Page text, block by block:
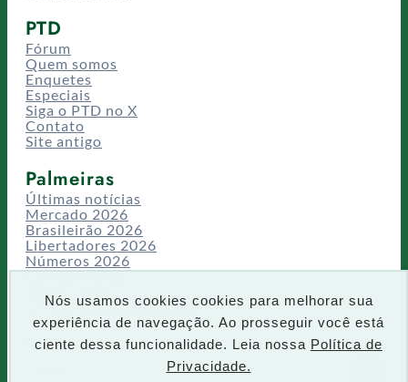
Nós usamos cookies cookies para melhorar sua
experiência de navegação. Ao prosseguir você está
ciente dessa funcionalidade. Leia nossa Política de
Privacidade.
PTD
Fórum
Quem somos
Enquetes
Especiais
Siga o PTD no X
Contato
Site antigo
Palmeiras
Últimas notícias
Mercado 2026
Brasileirão 2026
Libertadores 2026
Números 2026
Campeonatos
CT/Centro de Excelência
Busca
P
e